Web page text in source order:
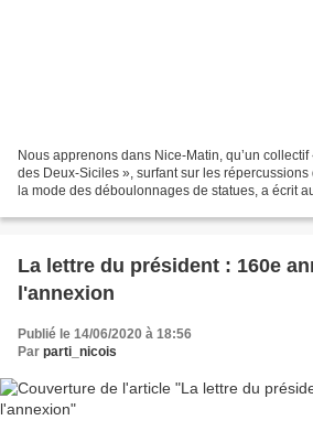
Nous apprenons dans Nice-Matin, qu’un
des Deux-Siciles », surfant sur les répercussions
la mode des déboulonnages de statues, a écrit
La lettre du président : 160e
l'annexion
Publié le 14/06/2020 à 18:56
Par parti_nicois